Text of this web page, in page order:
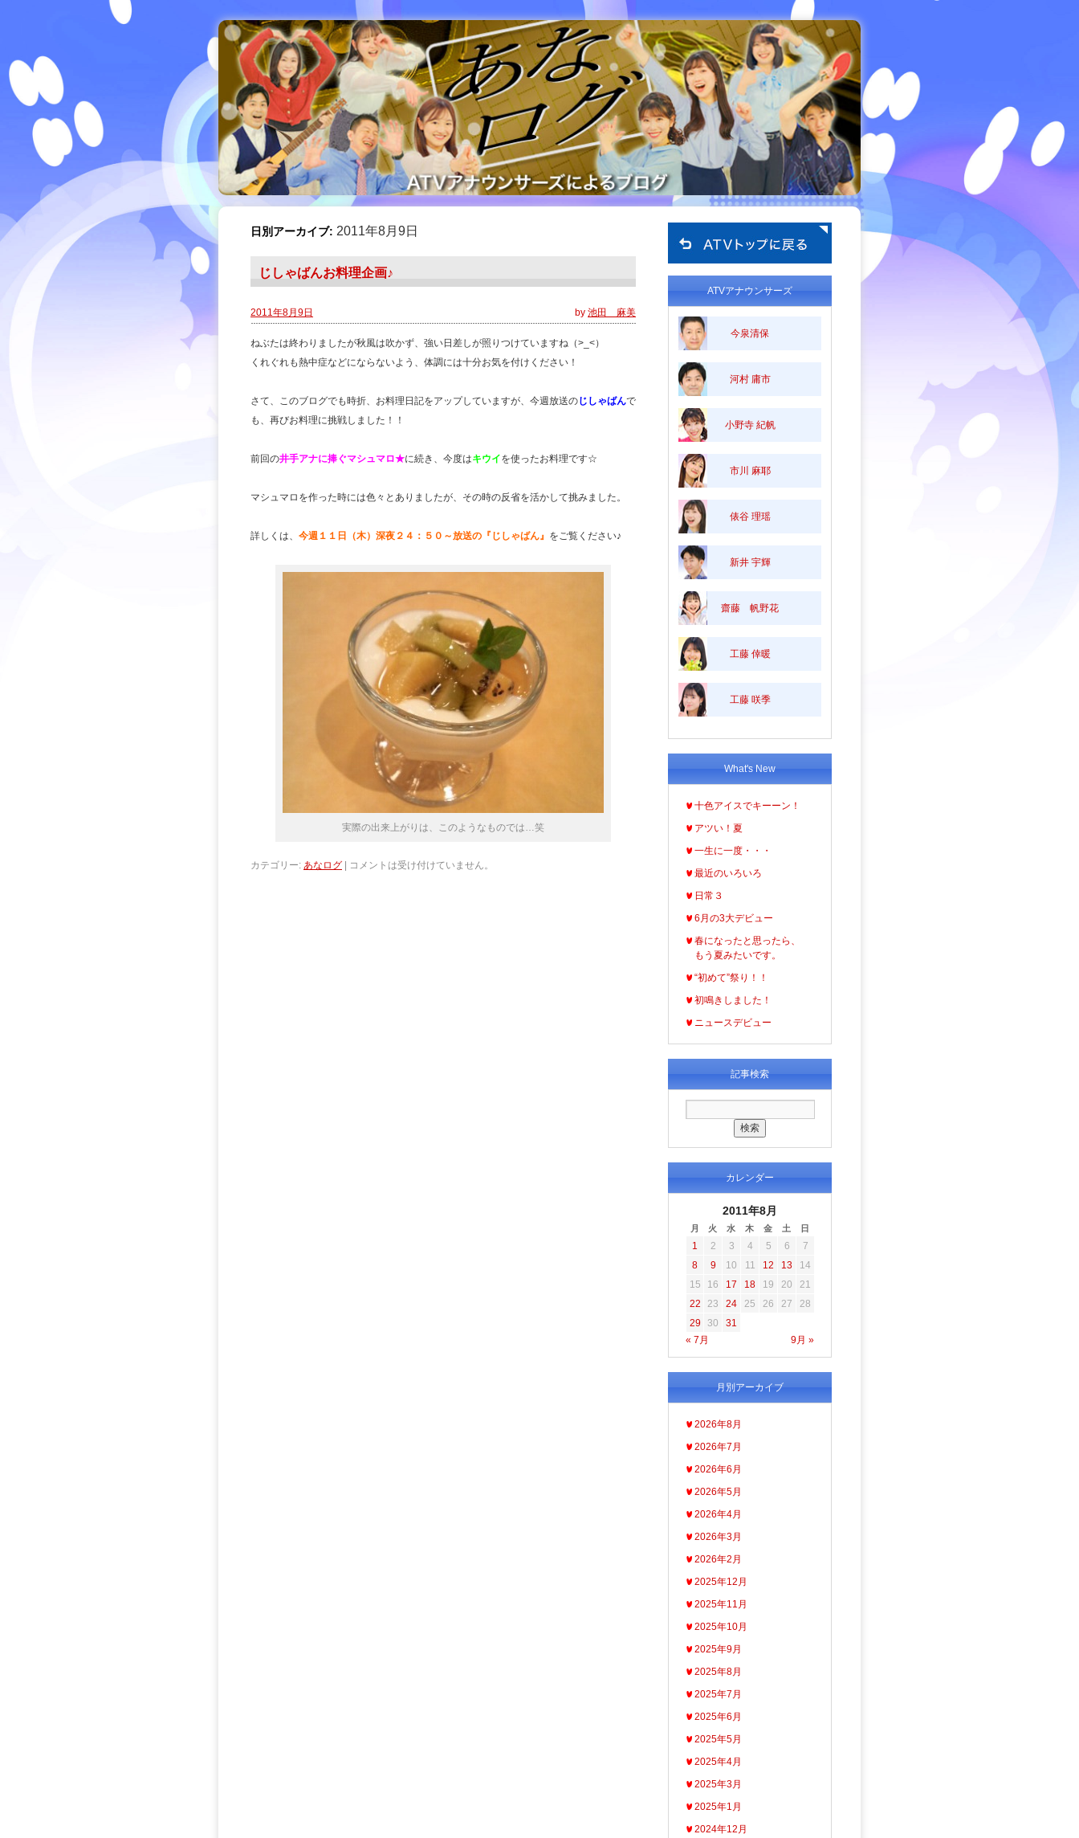
日別アーカイブ: 2011年8月9日
じしゃばんお料理企画♪
2011年8月9日 by 池田 麻美
ねぶたは終わりましたが秋風は吹かず、強い日差しが照りつけていますね（>_<）
くれぐれも熱中症などにならないよう、体調には十分お気を付けください！
さて、このブログでも時折、お料理日記をアップしていますが、今週放送のじしゃばんで
も、再びお料理に挑戦しました！！
前回の井手アナに捧ぐマシュマロ★に続き、今度はキウイを使ったお料理です☆
マシュマロを作った時には色々とありましたが、その時の反省を活かして挑みました。
詳しくは、 今週１１日（木）深夜２４：５０～放送の『じしゃばん』 をご覧ください♪
実際の出来上がりは、このようなものでは…笑
カテゴリー: あなログ コメントは受け付けていません。
ATVアナウンサーズ
今泉清保
河村 庸市
小野寺 紀帆
市川 麻耶
俵谷 理瑶
新井 宇輝
齋藤 帆野花
工藤 倖暖
工藤 咲季
What's New
十色アイスでキーーン！
アツい！夏
一生に一度・・・
最近のいろいろ
日常３
6月の3大デビュー
春になったと思ったら、
もう夏みたいです。
“初めて”祭り！！
初鳴きしました！
ニュースデビュー
記事検索
カレンダー
2011年8月
月 火 水 木 金 土 日
« 7月 9月 »
1 2 3 4 5 6
7
8
9 10 11 12 13
14
15
16 17 18 19 20
21
22
23 24 25 26 27
28
29
30 31
月別アーカイブ
2026年8月
2026年7月
2026年6月
2026年5月
2026年4月
2026年3月
2026年2月
2025年12月
2025年11月
2025年10月
2025年9月
2025年8月
2025年7月
2025年6月
2025年5月
2025年4月
2025年3月
2025年1月
2024年12月